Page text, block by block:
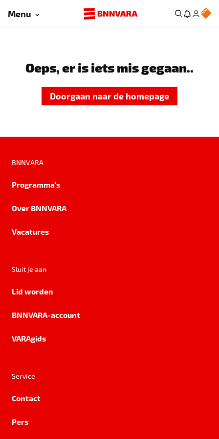
Menu
Oeps, er is iets mis gegaan..
Doorgaan naar de homepage
BNNVARA
Programma's
Over BNNVARA
Vacatures
Sluit je aan
Lid worden
BNNVARA-account
VARAgids
Service
Contact
Pers